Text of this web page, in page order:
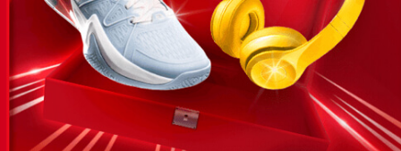
KẾT NỐI
Giấy phép hoạt động dịch vụ
việc làm số 54/2019/SLĐTBXH-
GP do Sở lao động thương
binh và xã hội cấp ngày 30
tháng 12 năm 2019.